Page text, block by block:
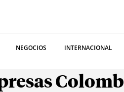
NEGOCIOS INTERNACIONAL